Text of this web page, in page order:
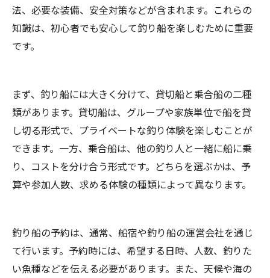
法、必要な装備、安全対策などが含まれます。これらの
知識は、初心者でも安心して釣り船を楽しむために重要
です。
まず、釣り船には大きく分けて、貸切船と乗合船の二種
類があります。貸切船は、グループや家族単位で船を貸
し切る形式で、プライベートな釣り体験を楽しむことが
できます。一方、乗合船は、他の釣り人と一緒に船に乗
り、コストを分け合う形式です。どちらを選ぶかは、予
算や参加人数、求める体験の種類によって異なります。
釣り船の予約は、通常、船宿や釣り船の運営会社を通じ
て行います。予約時には、希望する日時、人数、釣りた
い魚種などを伝える必要があります。また、天候や海の